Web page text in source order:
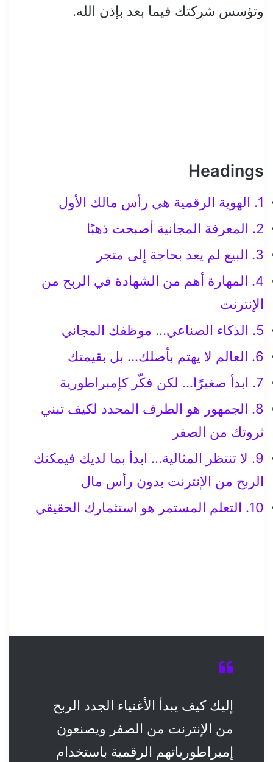
وتؤسس شركتك فيما بعد بإذن الله.
Headings
1. الهوية الرقمية هي رأس مالك الأول
2. المعرفة المجانية أصبحت ذهبًا
3. البيع لم يعد بحاجة إلى متجر
4. المهارة أهم من الشهادة في الربح من
الإنترنت
5. الذكاء الصناعي… موظفك المجاني
6. العالم لا يهتم بأصلك… بل بقيمتك
7. ابدأ صغيرًا… لكن فكّر كإمبراطورية
8. الجمهور هو الطرف المحدد لكيف تبني
ثروتك من الصفر
9. لا تنتظر المثالية… ابدأ بما لديك فيمكنك
الربح من الإنترنت بدون رأس مال
10. التعلم المستمر هو استثمارك الحقيقي
إليك كيف يبدأ الأغنياء الجدد الربح
من الإنترنت من الصفر ويصنعون
إمبراطورياتهم الرقمية باستخدام